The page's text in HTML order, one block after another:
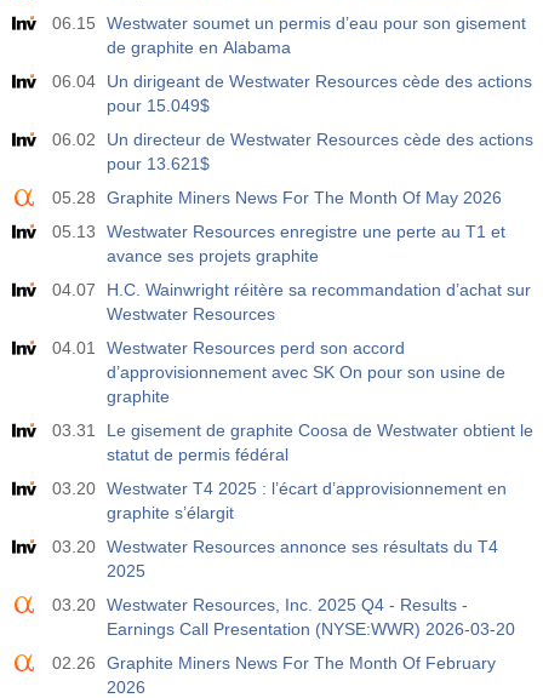
06.15
Westwater soumet un permis d’eau pour son gisement
de graphite en Alabama
06.04
Un dirigeant de Westwater Resources cède des actions
pour 15.049$
06.02
Un directeur de Westwater Resources cède des actions
pour 13.621$
05.28
Graphite Miners News For The Month Of May 2026
05.13
Westwater Resources enregistre une perte au T1 et
avance ses projets graphite
04.07
H.C. Wainwright réitère sa recommandation d’achat sur
Westwater Resources
04.01
Westwater Resources perd son accord
d’approvisionnement avec SK On pour son usine de
graphite
03.31
Le gisement de graphite Coosa de Westwater obtient le
statut de permis fédéral
03.20 Westwater T4 2025 : l’écart d’approvisionnement en
graphite s’élargit
03.20 Westwater Resources annonce ses résultats du T4
2025
03.20 Westwater Resources, Inc. 2025 Q4 - Results -
Earnings Call Presentation (NYSE:WWR) 2026-03-20
02.26
Graphite Miners News For The Month Of February
2026